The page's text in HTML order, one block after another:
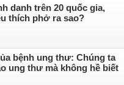
danh trên 20 quốc gia,
thích phở ra sao?
bệnh ung thư: Chúng ta
ung thư mà không hề biết